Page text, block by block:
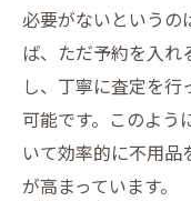
必要がないというの
ば、ただ予約を入れ
し、丁寧に査定を
可能です。このよう
いて効率的に不用
が高まっています。